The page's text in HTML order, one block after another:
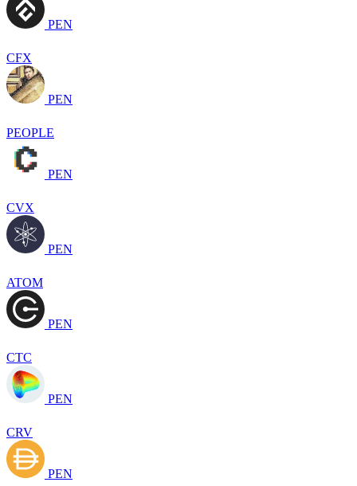
PEN
CFX
PEN
PEOPLE
PEN
CVX
PEN
ATOM
PEN
CTC
PEN
CRV
PEN